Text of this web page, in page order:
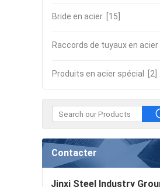
Bride en acier [15]
Raccords de tuyaux en acier
Produits en acier spécial [2]
Contacter
Jinxi Steel Industry